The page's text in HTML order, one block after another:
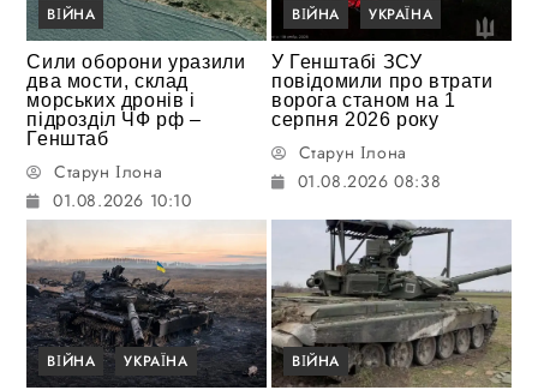
ВІЙНА
Сили оборони уразили
два мости, склад
морських дронів і
підрозділ ЧФ рф –
Генштаб
Старун Ілона
01.08.2026 10:10
ВІЙНА УКРАЇНА
У Генштабі ЗСУ
повідомили про втрати
ворога станом на 1
серпня 2026 року
Старун Ілона
01.08.2026 08:38
ВІЙНА УКРАЇНА ВІЙНА